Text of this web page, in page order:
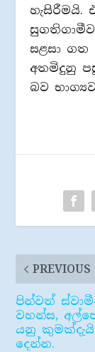
සළසා ගත
අතමිදුනු
බව
PREVIOUS
පින්වත්
වහන්ස,
යනු කුමක්දැයි
දෙන්න.